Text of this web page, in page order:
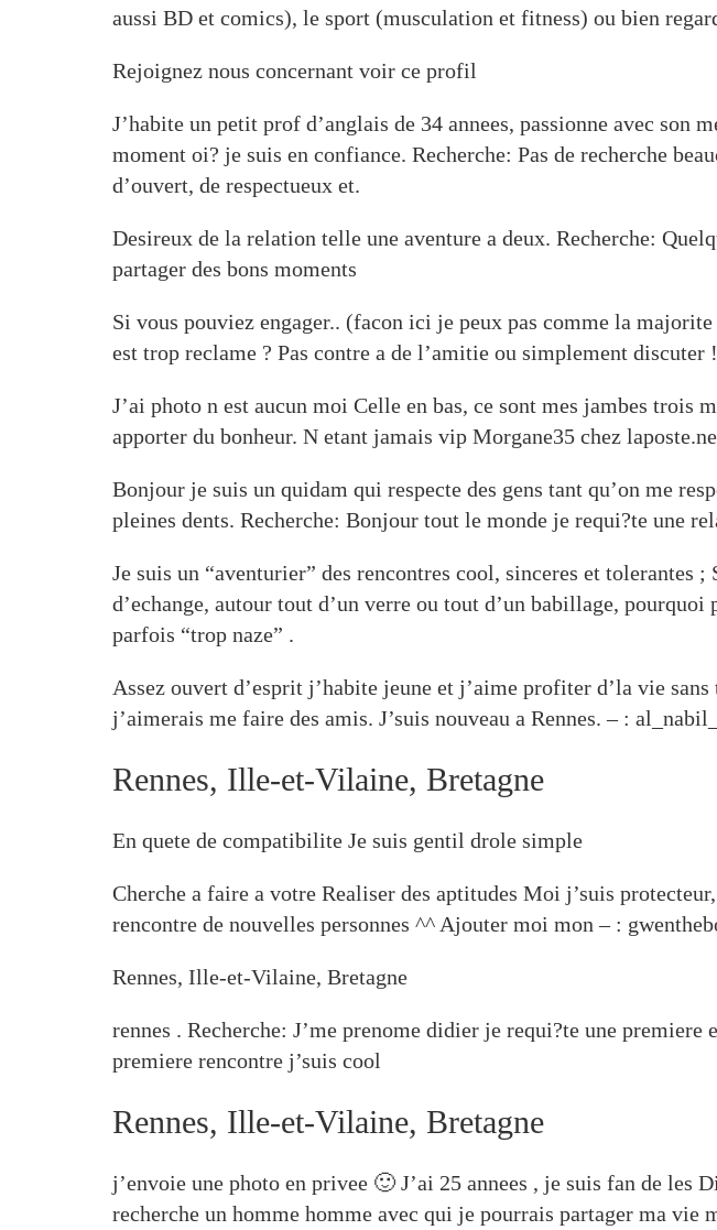
aussi BD et comics), le sport (musculation et fitness) ou bien
Rejoignez nous concernant voir ce profil
J’habite un petit prof d’anglais de 34 annees, passionne avec son
moment oi? je suis en confiance. Recherche: Pas de recherche
d’ouvert, de respectueux et.
Desireux de la relation telle une aventure a deux. Recherche:
partager des bons moments
Si vous pouviez engager.. (facon ici je peux pas comme la
est trop reclame ? Pas contre a de l’amitie ou simplement discuter !
J’ai photo n est aucun moi Celle en bas, ce sont mes jambes trois
apporter du bonheur. N etant jamais vip Morgane35 chez
Bonjour je suis un quidam qui respecte des gens tant qu’on me
pleines dents. Recherche: Bonjour tout le monde je requi?te une
Je suis un “aventurier” des rencontres cool, sinceres et tolerantes
d’echange, autour tout d’un verre ou tout d’un babillage,
parfois “trop naze” .
Assez ouvert d’esprit j’habite jeune et j’aime profiter d’la vie
j’aimerais me faire des amis. J’suis nouveau a Rennes. – : al_nabil__
Rennes, Ille-et-Vilaine, Bretagne
En quete de compatibilite Je suis gentil drole simple
Cherche a faire a votre Realiser des aptitudes Moi j’suis
rencontre de nouvelles personnes ^^ Ajouter moi mon – :
Rennes, Ille-et-Vilaine, Bretagne
rennes . Recherche: J’me prenome didier je requi?te une
premiere rencontre j’suis cool
Rennes, Ille-et-Vilaine, Bretagne
j’envoie une photo en privee 🙂 J’ai 25 annees , je suis fan de
recherche un homme homme avec qui je pourrais partager ma